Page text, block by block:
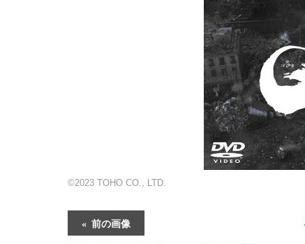
©2023 TOHO CO., LTD.
前の画像